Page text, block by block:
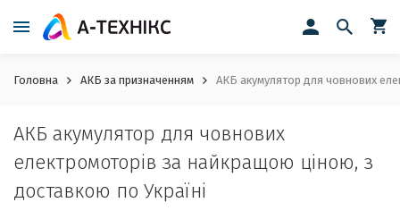
Головна АКБ за призначенням АКБ акумулятор для човнових
АКБ акумулятор для човнових
електромоторів за найкращою ціною, з
доставкою по Україні